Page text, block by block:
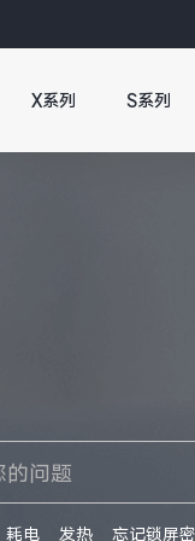
X系列 S系列
耗电 发热 忘记锁屏